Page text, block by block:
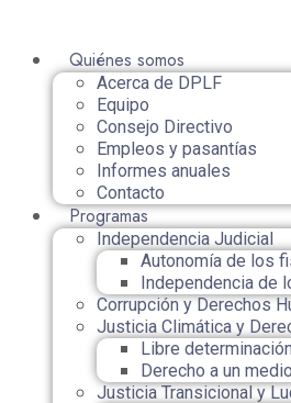
Quiénes somos
Acerca de DPLF
Equipo
Consejo Directivo
Empleos y pasantías
Informes anuales
Contacto
Programas
Independencia Judicial
Autonomía de los
Independencia de
Corrupción y Derechos
Justicia Climática y
Libre
Derecho a un
Justicia Transicional y